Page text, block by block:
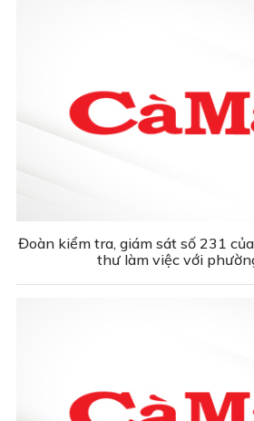
Đoàn kiểm tra, giám sát số 231
thư làm việc với